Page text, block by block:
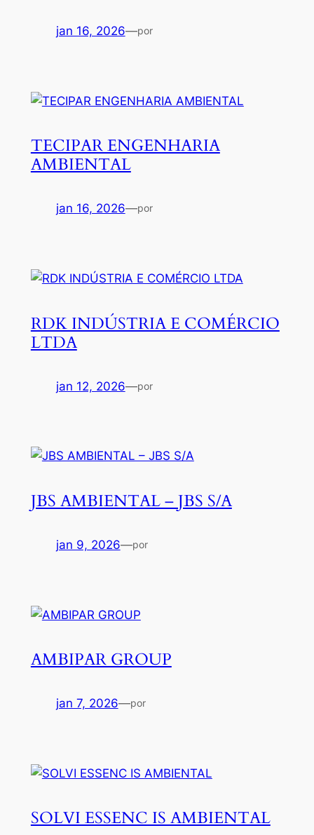
jan 16, 2026—por
TECIPAR ENGENHARIA
AMBIENTAL
jan 16, 2026—por
RDK INDÚSTRIA E COMÉRCIO
LTDA
jan 12, 2026—por
JBS AMBIENTAL – JBS S/A
jan 9, 2026—por
AMBIPAR GROUP
jan 7, 2026—por
SOLVI ESSENC IS AMBIENTAL